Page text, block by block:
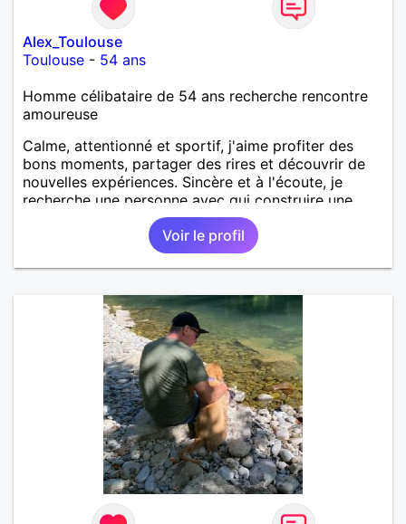
Alex_Toulouse
Toulouse - 54 ans
Homme célibataire de 54 ans recherche rencontre
amoureuse
Calme, attentionné et sportif, j'aime profiter des
bons moments, partager des rires et découvrir de
nouvelles expériences. Sincère et à l'écoute, je
recherche une personne avec qui construire une
belle complicité et une relation authentique.
Voir le profil